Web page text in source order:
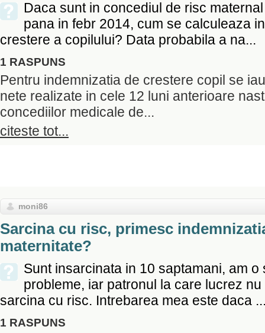
Daca sunt in concediul de risc
pana in febr 2014, cum se calculeaza
crestere a copilului? Data probabila a na...
1 RASPUNS
Pentru indemnizatia de crestere copil se
nete realizate in cele 12 luni anterioare
concediilor medicale de...
citeste tot...
moni86
Sarcina cu risc, primesc
maternitate?
Sunt insarcinata in 10 saptamani, am o
probleme, iar patronul la care lucrez
sarcina cu risc. Intrebarea mea este daca
1 RASPUNS